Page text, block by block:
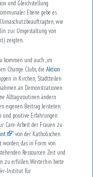
und Gleichstellung
Ebene gebe es
wie
zur Umgestaltung von
zeigten.
kommen und auch „im
Change Clubs, dieAktion
in Kirchen, Stadtteilen
an Demonstrationen
Alltagsroutinen ändern
eigenen Beitrag leisteten.
positive Erfahrungen
Care-Arbeit der Frauen zu
“ von der Katholischen
das in Form von
Ressourcen Zeit und
zu erfüllen. Weiterhin biete
Institut für